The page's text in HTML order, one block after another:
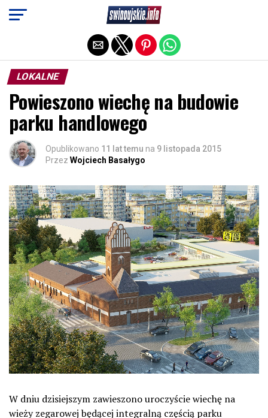
LOKALNE
Powieszono wiechę na budowie
parku handlowego
Opublikowano 11 lat temu na 9 listopada 2015
Przez Wojciech Basałygo
W dniu dzisiejszym zawieszono uroczyście wiechę na
wieży zegarowej będącej integralną częścią parku
Exit mobile version